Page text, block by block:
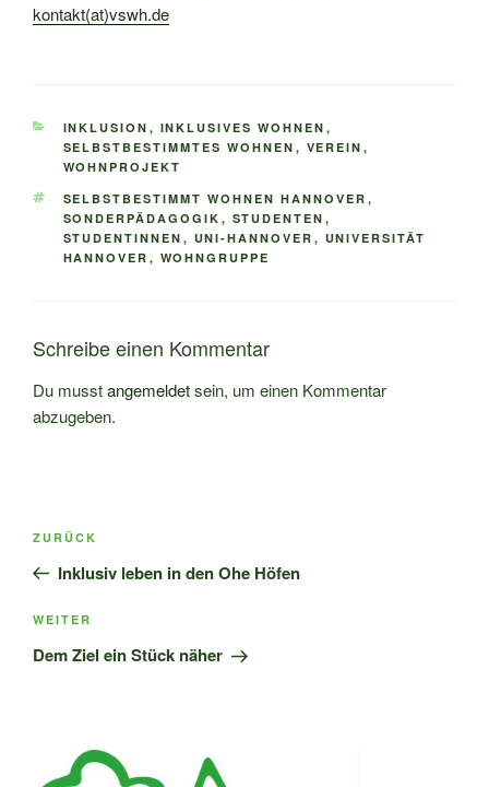
kontakt(at)vswh.de
KATEGORIEN
INKLUSION , INKLUSIVES WOHNEN ,
SELBSTBESTIMMTES WOHNEN , VEREIN ,
WOHNPROJEKT
SCHLAGWÖRTER
SELBSTBESTIMMT WOHNEN HANNOVER ,
SONDERPÄDAGOGIK , STUDENTEN ,
STUDENTINNEN , UNI-HANNOVER , UNIVERSITÄT
HANNOVER , WOHNGRUPPE
Schreibe einen Kommentar
Du musstangemeldetsein, um einen Kommentar
abzugeben.
Beitragsnavigation
Vorheriger
Beitrag
ZURÜCK
Inklusiv leben in den Ohe Höfen
Nächster
Beitrag
WEITER
Dem Ziel ein Stück näher